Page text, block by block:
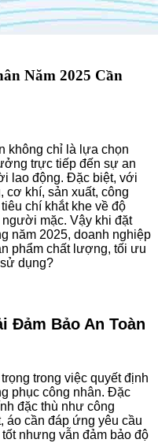
Năm 2025 Cần
không chỉ là lựa chọn
trực tiếp đến sự an
lao động. Đặc biệt, với
cơ khí, sản xuất, công
chí khắt khe về độ
mặc. Vậy khi đặt
năm 2025, doanh nghiệp
phẩm chất lượng, tối ưu
dụng?
Đảm Bảo An Toàn
trong việc quyết định
phục công nhân. Đặc
đặc thù như công
cần đáp ứng yêu cầu
nhưng vẫn đảm bảo độ